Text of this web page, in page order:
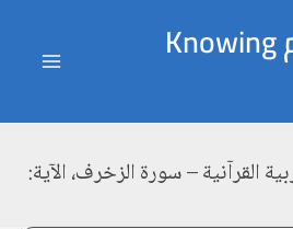
معرفة الإسلام Knowing
القرآنية – سورة الزخرف، الآية: